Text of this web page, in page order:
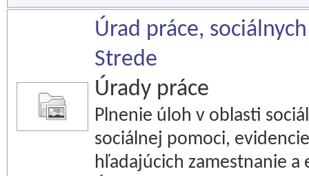
Úrad práce,
Strede
Úrady práce
Plnenie úloh v oblasti
sociálnej pomoci,
hľadajúcich zamestnanie